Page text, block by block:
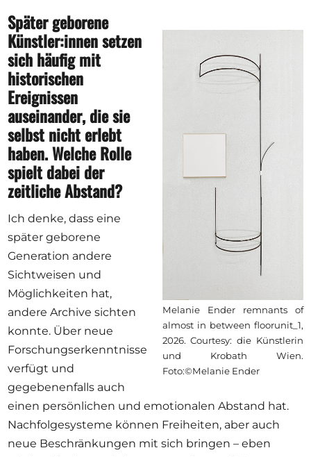
Melanie Ender remnants of
almost in between floorunit_1,
2026. Courtesy: die Künstlerin
und Krobath Wien.
Foto:©Melanie Ender
Später geborene
Künstler:innen setzen
sich häufig mit
historischen
Ereignissen
auseinander, die sie
selbst nicht erlebt
haben. Welche Rolle
spielt dabei der
zeitliche Abstand?
Ich denke, dass eine
später geborene
Generation andere
Sichtweisen und
Möglichkeiten hat,
andere Archive sichten
konnte. Über neue
Forschungserkenntnisse
verfügt und
gegebenenfalls auch
einen persönlichen und emotionalen Abstand hat.
Nachfolgesysteme können Freiheiten, aber auch
neue Beschränkungen mit sich bringen – eben